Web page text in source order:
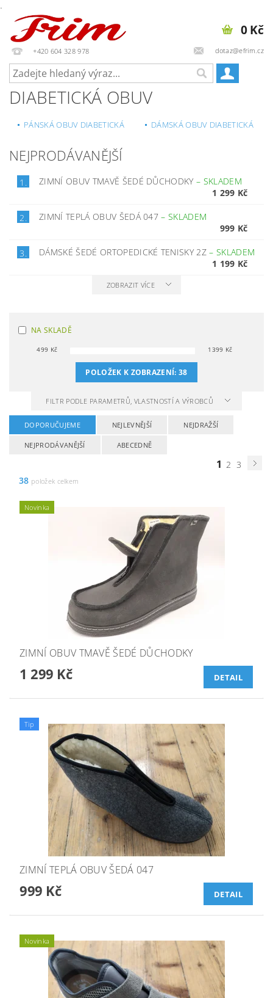
.
+420 604 328 978 dotaz@efrim.cz
0 Kč
DIABETICKÁ OBUV
PÁNSKÁ OBUV DIABETICKÁ DÁMSKÁ OBUV DIABETICKÁ
NEJPRODÁVANĚJŠÍ
1. ZIMNÍ OBUV TMAVĚ ŠEDÉ DŮCHODKY– SKLADEM
1 299 Kč
2. ZIMNÍ TEPLÁ OBUV ŠEDÁ 047–SKLADEM
999 Kč
3. DÁMSKÉ ŠEDÉ ORTOPEDICKÉ TENISKY 2Z– SKLADEM
1 199 Kč
ZOBRAZIT VÍCE
NA SKLADĚ
499 Kč 1399 Kč
POLOŽEK K ZOBRAZENÍ:38
FILTR PODLE PARAMETRŮ, VLASTNOSTÍ A VÝROBCŮ
DOPORUČUJEME NEJLEVNĚJŠÍ NEJDRAŽŠÍ
NEJPRODÁVANĚJŠÍ ABECEDNĚ
1 2 3
38 položek celkem
Novinka
ZIMNÍ OBUV TMAVĚ ŠEDÉ DŮCHODKY
1 299 Kč DETAIL
Tip
ZIMNÍ TEPLÁ OBUV ŠEDÁ 047
999 Kč DETAIL
Novinka